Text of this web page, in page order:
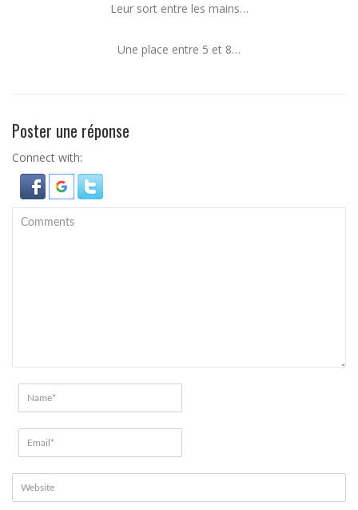
Leur sort entre les mains…
Une place entre 5 et 8…
Poster une réponse
Connect with: